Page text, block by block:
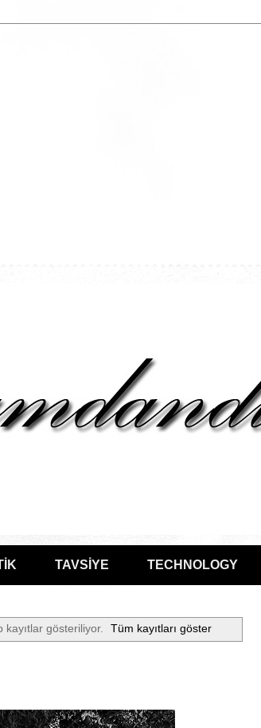
TAVSİYE TECHNOLOGY
gösteriliyor. Tüm kayıtları göster